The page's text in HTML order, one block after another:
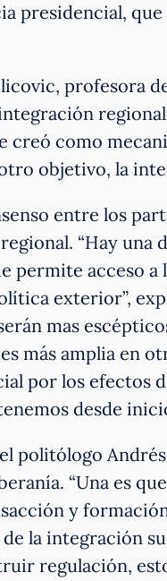
presidencial,
profesora
creó como
objetivo, la
entre los
“Hay una
permite acceso
exterior”,
mas
más amplia en
por los efectos
desde
politólogo
“Una es
y
la integración
regulación,